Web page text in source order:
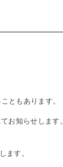
ともあります。
お知らせします。
す。